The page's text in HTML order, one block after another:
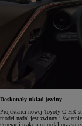
Doskonały układ jezdny
Projektanci nowej Toyoty C-HR
model nadal jest zwinny i
generacji reakcja na pedał